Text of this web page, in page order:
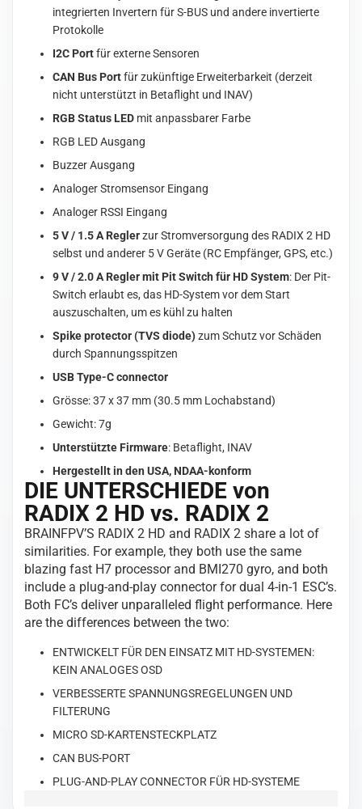
integrierten Invertern für S-BUS und andere invertierte
Protokolle
I2C Portfür externe Sensoren
CAN Bus Portfür zukünftige Erweiterbarkeit (derzeit
nicht unterstützt in Betaflight und INAV)
RGB Status LED mit anpassbarer Farbe
RGB LED Ausgang
Buzzer Ausgang
Analoger Stromsensor Eingang
Analoger RSSI Eingang
5 V / 1.5 A Reglerzur Stromversorgung des RADIX 2 HD
selbst und anderer 5 V Geräte (RC Empfänger, GPS, etc.)
9 V / 2.0 A Regler mit Pit Switch für HD System: Der Pit-
Switch erlaubt es, das HD-System vor dem Start
auszuschalten, um es kühl zu halten
Spike protector (TVS diode)zum Schutz vor Schäden
durch Spannungsspitzen
USB Type-C connector
Grösse: 37 x 37 mm (30.5 mm Lochabstand)
Gewicht: 7g
Unterstützte Firmware: Betaflight, INAV
Hergestellt in den USA, NDAA-konform
DIE UNTERSCHIEDE von
RADIX 2 HD vs. RADIX 2
BRAINFPV’S RADIX 2 HD and RADIX 2 share a lot of
similarities. For example, they both use the same
blazing fast H7 processor and BMI270 gyro, and both
include a plug-and-play connector for dual 4-in-1 ESC’s.
Both FC’s deliver unparalleled flight performance. Here
are the differences between the two:
ENTWICKELT FÜR DEN EINSATZ MIT HD-SYSTEMEN:
KEIN ANALOGES OSD
VERBESSERTE SPANNUNGSREGELUNGEN UND
FILTERUNG
MICRO SD-KARTENSTECKPLATZ
CAN BUS-PORT
PLUG-AND-PLAY CONNECTOR FÜR HD-SYSTEME